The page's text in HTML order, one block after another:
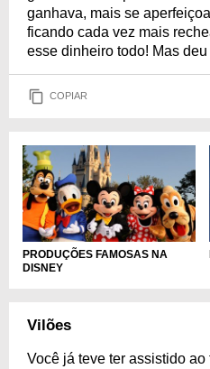
ganhava, mais se
ficando cada vez mais
esse dinheiro todo! Mas deu
COPIAR
PRODUÇÕES FAMOSAS NA
DISNEY
Vilões
Você já teve ter assistido